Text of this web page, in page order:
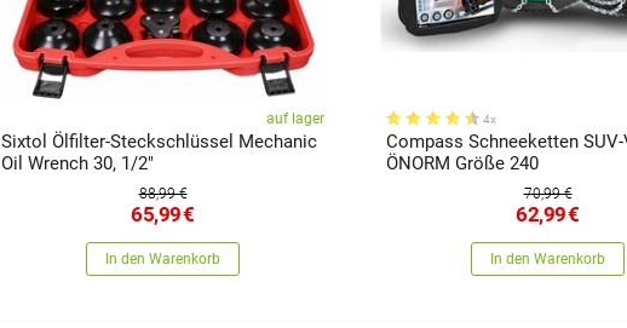
auf lager
Sixtol Ölfilter-Steckschlüssel Mechanic
Oil Wrench 30, 1/2"
88,99 €
65,99€
In den Warenkorb
4x
Compass Schneeketten SUV-
ÖNORM Größe 240
70,99 €
62,99€
In den Warenkorb